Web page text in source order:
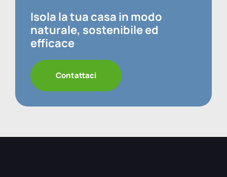
Isola la tua casa in modo
naturale, sostenibile ed
efficace
Contattaci